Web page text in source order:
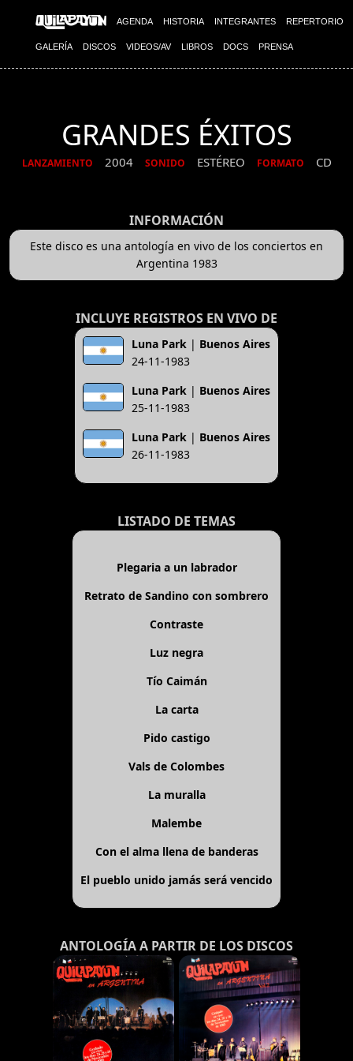
AGENDA HISTORIA INTEGRANTES REPERTORIO
GALERÍA DISCOS VIDEOS/AV LIBROS DOCS PRENSA
GRANDES ÉXITOS
LANZAMIENTO 2004 SONIDO ESTÉREO FORMATO CD
INFORMACIÓN
Este disco es una antología en vivo de los conciertos en
Argentina 1983
INCLUYE REGISTROS EN VIVO DE
Luna Park | Buenos Aires
24-11-1983
Luna Park | Buenos Aires
25-11-1983
Luna Park | Buenos Aires
26-11-1983
LISTADO DE TEMAS
Plegaria a un labrador
Retrato de Sandino con sombrero
Contraste
Luz negra
Tío Caimán
La carta
Pido castigo
Vals de Colombes
La muralla
Malembe
Con el alma llena de banderas
El pueblo unido jamás será vencido
ANTOLOGÍA A PARTIR DE LOS DISCOS